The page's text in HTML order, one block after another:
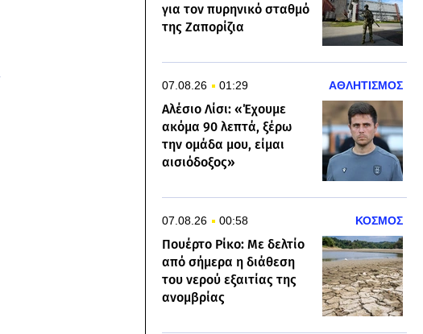
για τον πυρηνικό σταθμό
της Ζαπορίζια
07.08.26 01:29 ΑΘΛΗΤΙΣΜΟΣ
Αλέσιο Λίσι: «Έχουμε
ακόμα 90 λεπτά, ξέρω
την ομάδα μου, είμαι
αισιόδοξος»
07.08.26 00:58 ΚΟΣΜΟΣ
Πουέρτο Ρίκο: Με δελτίο
από σήμερα η διάθεση
του νερού εξαιτίας της
ανομβρίας